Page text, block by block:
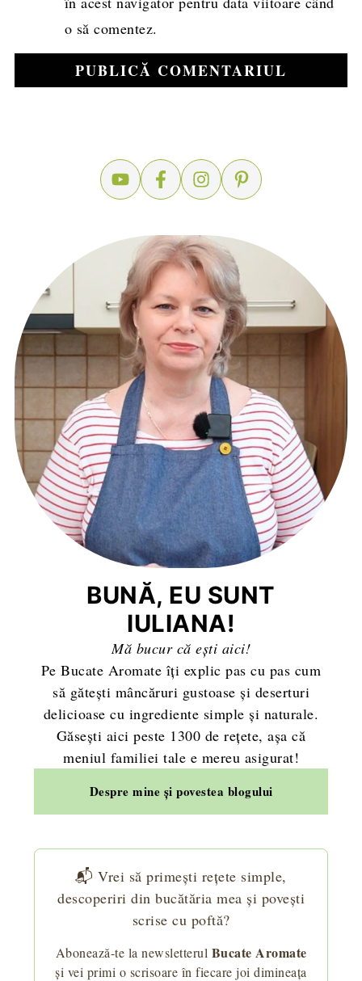
o să comentez.
BUNĂ, EU SUNT
IULIANA!
Mă bucur că ești aici!
Pe Bucate Aromate îți explic pas cu pas cum
să gătești mâncăruri gustoase și deserturi
delicioase cu ingrediente simple și naturale.
Găsești aici peste 1300 de rețete, așa că
meniul familiei tale e mereu asigurat!
Despre mine și povestea blogului
📬 Vrei să primești rețete simple,
descoperiri din bucătăria mea și povești
scrise cu poftă?
Abonează-te la newsletterul Bucate Aromate
și vei primi o scrisoare în fiecare joi dimineața